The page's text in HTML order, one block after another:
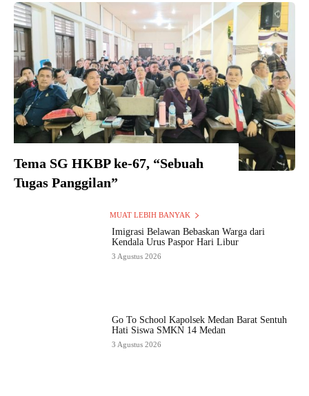
Tema SG HKBP ke-67, “Sebuah
Tugas Panggilan”
MUAT LEBIH BANYAK
Imigrasi Belawan Bebaskan Warga dari
Kendala Urus Paspor Hari Libur
3 Agustus 2026
Go To School Kapolsek Medan Barat Sentuh
Hati Siswa SMKN 14 Medan
3 Agustus 2026